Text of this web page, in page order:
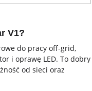
V1?
do pracy off-grid,
i oprawę LED. To dobry
od sieci oraz